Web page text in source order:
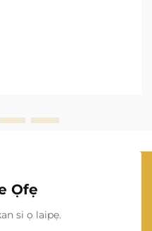
Ọfẹ
si ọ laipẹ.